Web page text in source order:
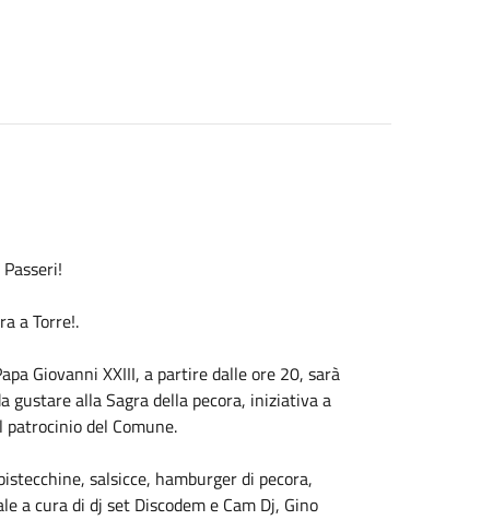
a Torre!.
Giovanni XXIII, a partire dalle ore 20, sarà
gustare alla Sagra della pecora, iniziativa a
patrocinio del Comune.
salsicce, hamburger di pecora,
a cura di dj set Discodem e Cam Dj, Gino